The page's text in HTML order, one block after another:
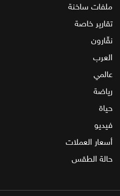
ملفات ساخنة
تقارير خاصة
نقّارون
العرب
عالمي
رياضة
حياة
فيديو
أسعار العملات
حالة الطقس